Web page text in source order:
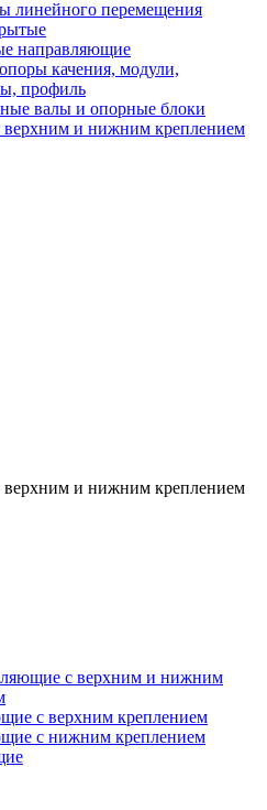
линейного перемещения
направляющие
качения, модули,
профиль
валы и опорные блоки
и нижним креплением
и нижним креплением
с верхним и нижним
с верхним креплением
с нижним креплением